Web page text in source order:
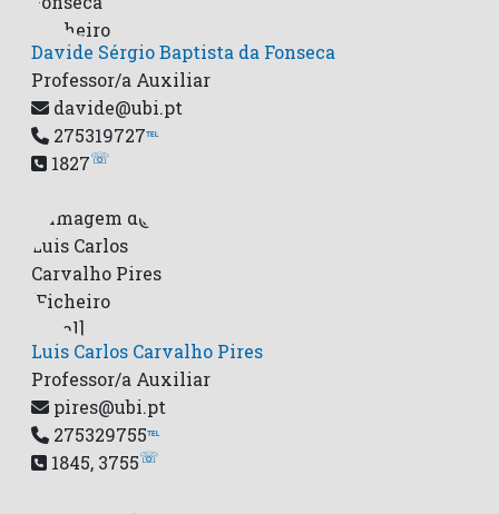
Davide Sérgio Baptista da Fonseca
Professor/a Auxiliar
davide@ubi.pt
275319727℡
1827☏
Luis Carlos Carvalho Pires
Professor/a Auxiliar
pires@ubi.pt
275329755℡
1845, 3755☏